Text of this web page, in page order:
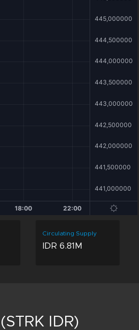
Circulating Supply
IDR 6.81M
IDR)